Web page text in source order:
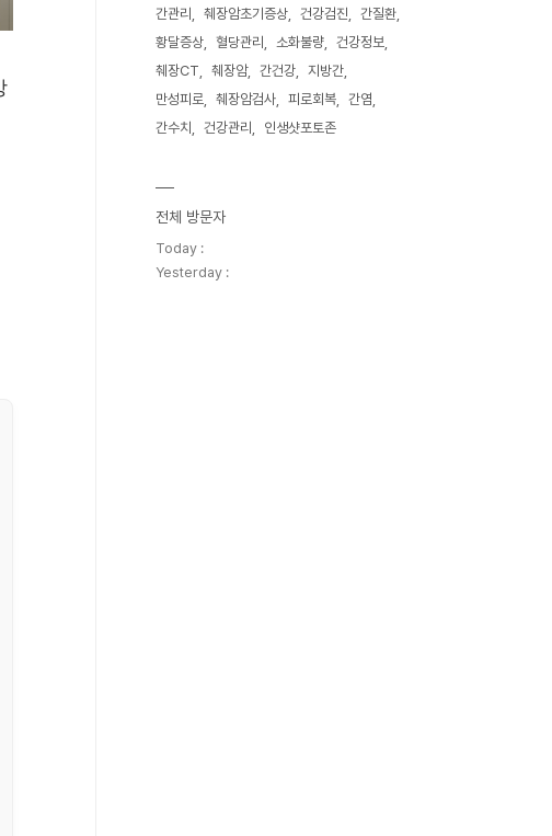
간관리
췌장암초기증상 건강검진
간질환
황달증상
혈당관리 소화불량
건강정보
췌장CT
췌장암 간건강
지방간
만성피로
췌장암검사 피로회복
간염
간수치
건강관리 인생샷포토존
전체 방문자
Today :
Yesterday :